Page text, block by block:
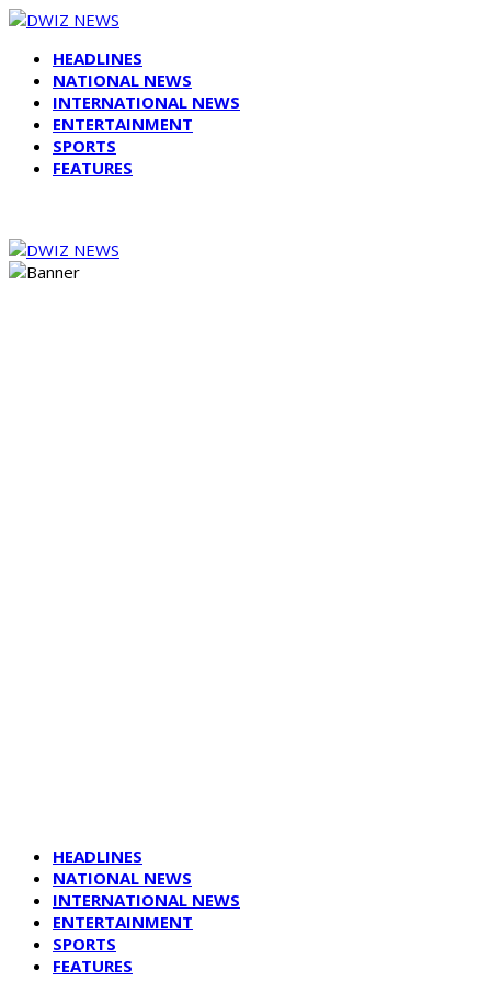
HEADLINES
NATIONAL NEWS
INTERNATIONAL NEWS
ENTERTAINMENT
SPORTS
FEATURES
HEADLINES
NATIONAL NEWS
INTERNATIONAL NEWS
ENTERTAINMENT
SPORTS
FEATURES